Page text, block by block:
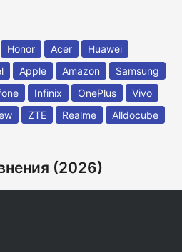
Honor Acer
Huawei
Apple Amazon
Samsung
Infinix OnePlus
Vivo
ZTE Realme
Alldocube
(2026)